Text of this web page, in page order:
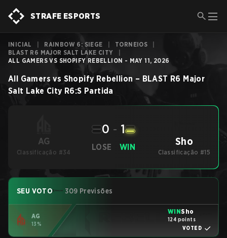
STRAFE ESPORTS
INICIAL RAINBOW 6: SIEGE TORNEIOS
BLAST R6 MAJOR SALT LAKE CITY
ALL GAMERS VS SHOPIFY REBELLION - MAY 11, 2026
All Gamers vs Shopify Rebellion – BLAST R6 Major
Salt Lake City R6:S Partida
AG
Classificação #34
LOSE
0 - 1
WIN Sho
Classificação #15
SEU VOTO 309 Previsões
AG
13%
WINSho
124 points
VOTED